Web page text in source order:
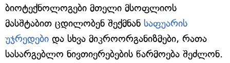
ბიოტექნოლოგები მთელი მსოფლიოს
მასშტაბით ცდილობენ შექმნან საფუარის
უჯრედები და სხვა მიკროორგანიზმები, რათა
სასარგებლო ნივთიერებების წარმოება შეძლონ.